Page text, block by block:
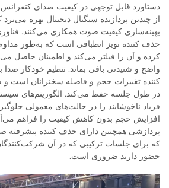
دستاورد قابل توجهی در کیفیت صدای
از چندین پردازنده سیگنال دیجیتال بهره
بهینه‌سازی کیفیت صوت همکاری می‌کنند.
حذف کننده نویز انطباقی است که به‌طور
کرده و آن را فیلتر می‌کند و اطمینان حاصل
واضح و شنیدنی باقی بماند. تنظیم خودکار صدا
کننده تغییرات حجم و فاصله سخنرانان است
در طول جلسه حفظ می‌کند. الگوریتم‌های
فریاد ناخوشایند را در حالت‌های معمولی
افزایش حجم بدون کاهش کیفیت را فراهم
پردازشی همچنین دارای حذف کننده پیشرفته
که برای جلسات ترکیبی که در آن
حضور دارند ضروری است.